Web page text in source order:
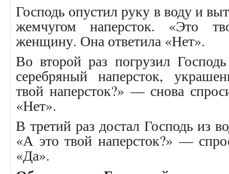
Господь опустил руку в воду и
жемчугом наперсток. «Это
женщину. Она ответила «Нет».
Во второй раз погрузил
серебряный наперсток,
твой наперсток?» — снова
«Нет».
В третий раз достал Господь из
«А это твой наперсток?» —
«Да».